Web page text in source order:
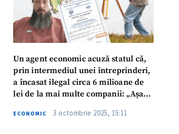
Un agent economic acuză statul că,
prin intermediul unei întreprinderi,
a încasat ilegal circa 6 milioane de
lei de la mai multe companii: „Așa
ECONOMIC 3 octombrie 2025, 15:11